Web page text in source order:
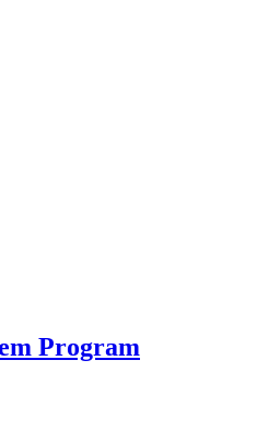
Program